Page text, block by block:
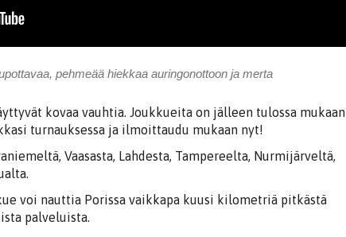
pehmeää hiekkaa auringonottoon ja merta
kovaa vauhtia. Joukkueita on jälleen tulossa mukaan
turnauksessa ja ilmoittaudu mukaan nyt!
Vaasasta, Lahdesta, Tampereelta, Nurmijärveltä,
voi nauttia Porissa vaikkapa kuusi kilometriä pitkästä
palveluista.